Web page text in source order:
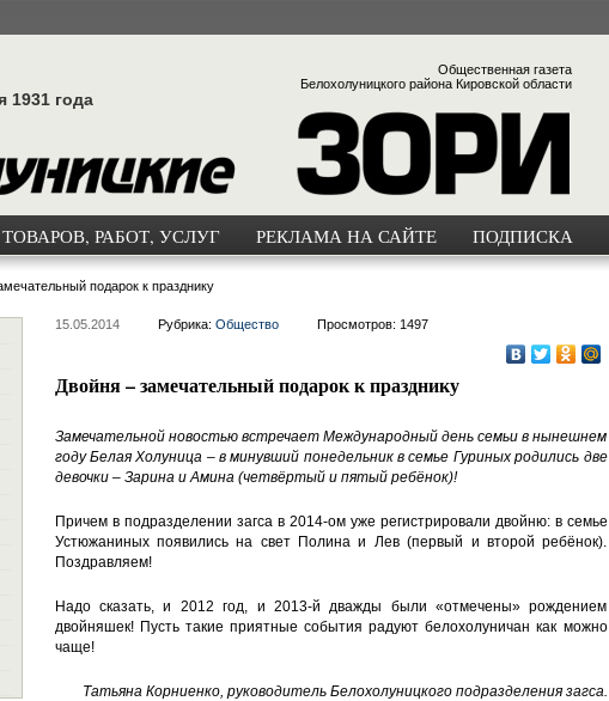
1931 года
Общественная газета
Белохолуницкого района Кировской области
РАБОТ, УСЛУГ РЕКЛАМА НА САЙТЕ ПОДПИСКА
подарок к празднику
15.05.2014 Рубрика: Общество Просмотров: 1497
Двойня – замечательный подарок к празднику
Замечательной новостью встречает Международный день семьи в нынешнем
году Белая Холуница – в минувший понедельник в семье Гуриных родились две
девочки – Зарина и Амина (четвёртый и пятый ребёнок)!
Причем в подразделении загса в 2014-ом уже регистрировали двойню: в семье
Устюжаниных появились на свет Полина и Лев (первый и второй ребёнок).
Поздравляем!
Надо сказать, и 2012 год, и 2013-й дважды были «отмечены» рождением
двойняшек! Пусть такие приятные события радуют белохолуничан как можно
чаще!
Татьяна Корниенко, руководитель Белохолуницкого подразделения загса.